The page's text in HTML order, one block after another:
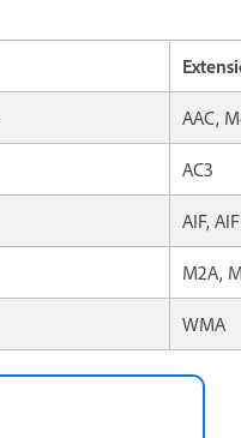
AAC,
AC3
AIF,
M2A,
WMA